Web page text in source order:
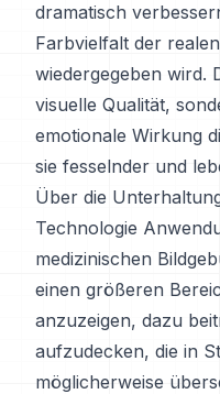
dramatisch
Farbvielfalt der
wiedergegeben wird.
visuelle Qualität,
emotionale Wirkung
sie fesselnder und
Über die
Technologie
medizinischen
einen größeren
anzuzeigen, dazu
aufzudecken, die in
möglicherweise